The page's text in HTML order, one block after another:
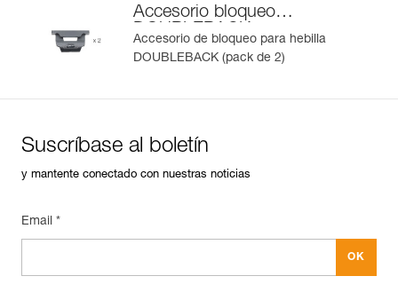
Accesorio bloqueo
DOUBLEBACK
Accesorio de bloqueo para hebilla
DOUBLEBACK (pack de 2)
Suscríbase al boletín
y mantente conectado con nuestras noticias
Email *